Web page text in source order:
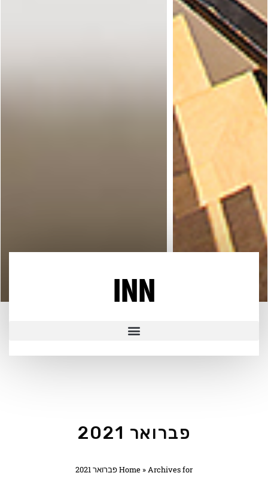
INN
פברואר 2021
Home » Archives for פברואר 2021